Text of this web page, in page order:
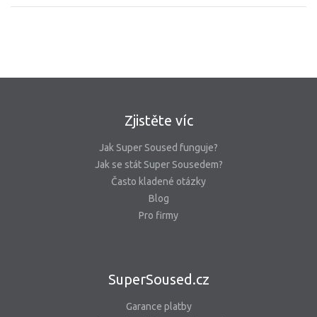
Zjistěte víc
Jak Super Soused funguje?
Jak se stát Super Sousedem?
Často kladené otázky
Blog
Pro firmy
SuperSoused.cz
Garance platby